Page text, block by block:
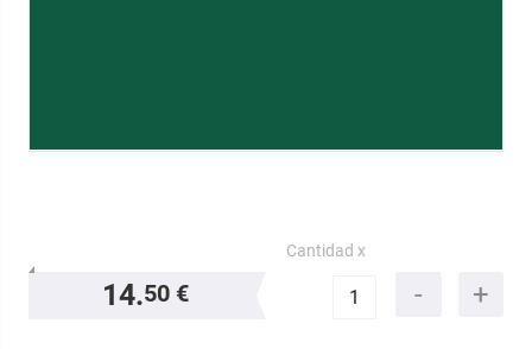
14.50 €
Cantidad x